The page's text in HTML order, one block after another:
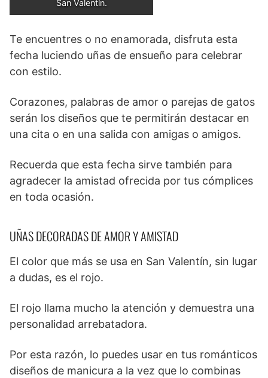
San Valentín.
Te encuentres o no enamorada, disfruta esta
fecha luciendo uñas de ensueño para celebrar
con estilo.
Corazones, palabras de amor o parejas de gatos
serán los diseños que te permitirán destacar en
una cita o en una salida con amigas o amigos.
Recuerda que esta fecha sirve también para
agradecer la amistad ofrecida por tus cómplices
en toda ocasión.
UÑAS DECORADAS DE AMOR Y AMISTAD
El color que más se usa en San Valentín, sin lugar
a dudas, es el rojo.
El rojo llama mucho la atención y demuestra una
personalidad arrebatadora.
Por esta razón, lo puedes usar en tus románticos
diseños de manicura a la vez que lo combinas